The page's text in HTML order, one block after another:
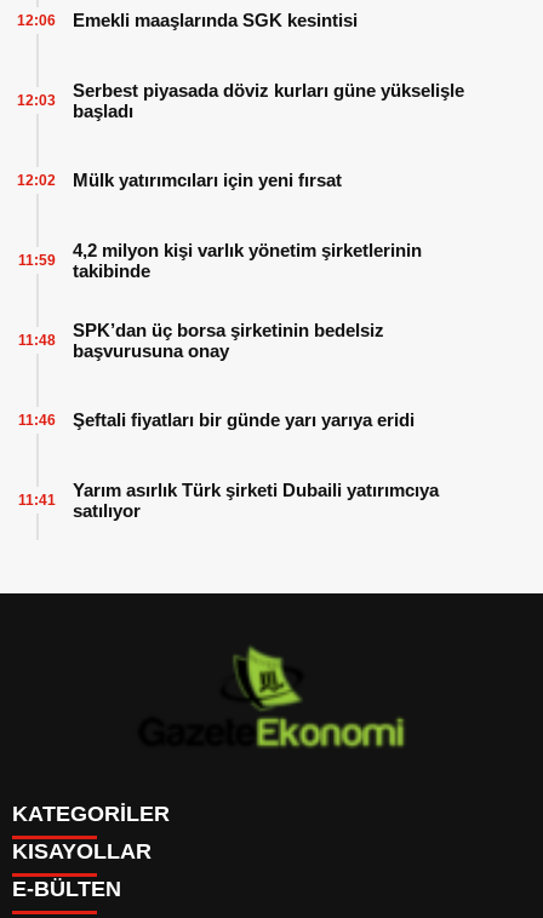
Emekli maaşlarında SGK kesintisi
12:06
Serbest piyasada döviz kurları güne yükselişle
başladı
12:03
Mülk yatırımcıları için yeni fırsat
12:02
4,2 milyon kişi varlık yönetim şirketlerinin
takibinde
11:59
SPK’dan üç borsa şirketinin bedelsiz
başvurusuna onay
11:48
Şeftali fiyatları bir günde yarı yarıya eridi
11:46
Yarım asırlık Türk şirketi Dubaili yatırımcıya
satılıyor
11:41
KATEGORİLER
GÜNDEM
DÜNYA
SİYASET
KISAYOLLAR
BURÇLAR
E-BÜLTEN